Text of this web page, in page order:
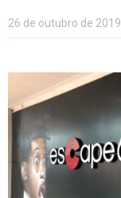
Entretenimento
Contato
26 de outubro de 2019